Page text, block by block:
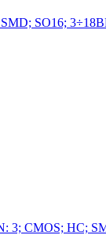
SO16;
3; CMOS; HC;